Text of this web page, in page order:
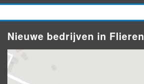
Nieuwe bedrijven in Flieren